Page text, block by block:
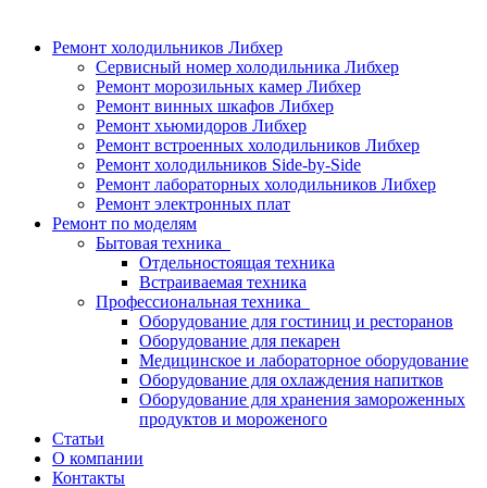
Ремонт холодильников Либхер
Сервисный номер холодильника Либхер
Ремонт морозильных камер Либхер
Ремонт винных шкафов Либхер
Ремонт хьюмидоров Либхер
Ремонт встроенных холодильников Либхер
Ремонт холодильников Side-by-Side
Ремонт лабораторных холодильников Либхер
Ремонт электронных плат
Ремонт по моделям
Бытовая техника
Отдельностоящая техника
Встраиваемая техника
Профессиональная техника
Оборудование для гостиниц и ресторанов
Оборудование для пекарен
Медицинское и лабораторное оборудование
Оборудование для охлаждения напитков
Оборудование для хранения замороженных
продуктов и мороженого
Статьи
О компании
Контакты